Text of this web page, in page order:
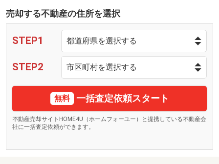
売却する不動産の住所を選択
STEP1
STEP2
無料 一括査定依頼スタート
不動産売却サイトHOME4U（ホームフォーユー）と提携している不動産会
社に一括査定依頼ができます。